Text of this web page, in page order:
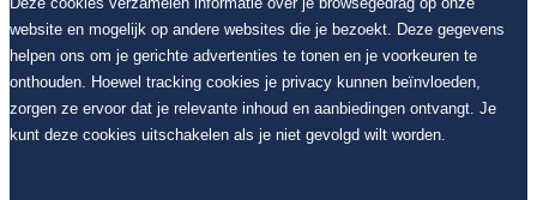
website en mogelijk op andere websites die je bezoekt. Deze gegevens
helpen ons om je gerichte advertenties te tonen en je voorkeuren te
onthouden. Hoewel tracking cookies je privacy kunnen beïnvloeden,
zorgen ze ervoor dat je relevante inhoud en aanbiedingen ontvangt. Je
kunt deze cookies uitschakelen als je niet gevolgd wilt worden.